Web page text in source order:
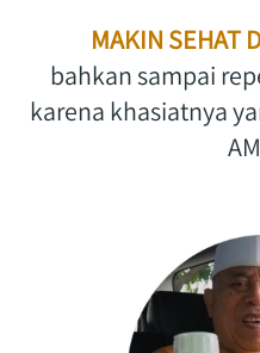
MAKIN SEHAT
bahkan sampai
karena khasiatnya